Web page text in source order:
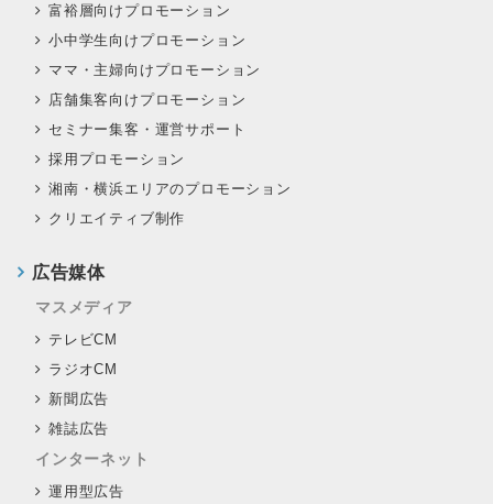
富裕層向けプロモーション
小中学生向けプロモーション
ママ・主婦向けプロモーション
店舗集客向けプロモーション
セミナー集客・運営サポート
採用プロモーション
湘南・横浜エリアのプロモーション
クリエイティブ制作
広告媒体
マスメディア
テレビCM
ラジオCM
新聞広告
雑誌広告
インターネット
運用型広告